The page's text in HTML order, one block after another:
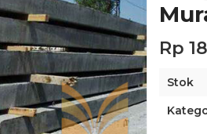
Rp
Stok